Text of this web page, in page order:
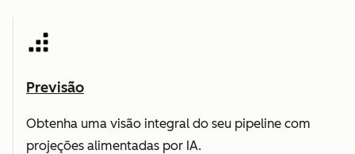
Previsão
Obtenha uma visão integral do seu pipeline com
projeções alimentadas por IA.